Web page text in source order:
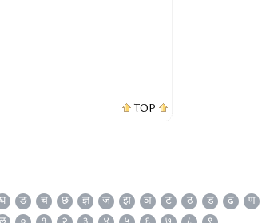
TOP
घ ङ च छ ज्ञ ज झ ञ ट ठ ड ढ ण